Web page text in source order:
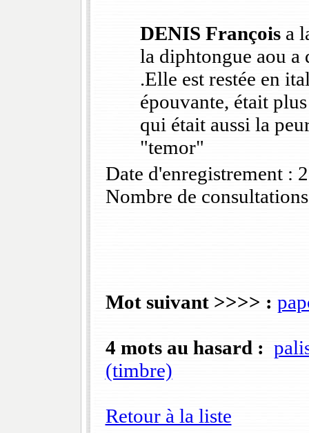
DENIS Françoisa
la diphtongue aou a
.Elle est restée en
épouvante, était
qui était aussi la
"temor"
Date d'enregistrement :
Nombre de
Mot suivant >>>> :
4 mots au hasard :
(timbre)
Retour à la liste